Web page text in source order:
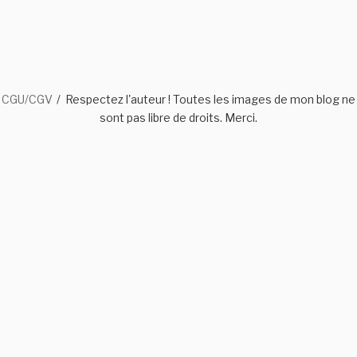
CGU/CGV
Respectez l'auteur ! Toutes les images de mon blog ne
sont pas libre de droits. Merci.